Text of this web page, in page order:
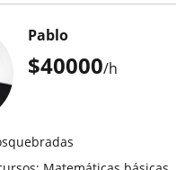
$40000/h
Pablo